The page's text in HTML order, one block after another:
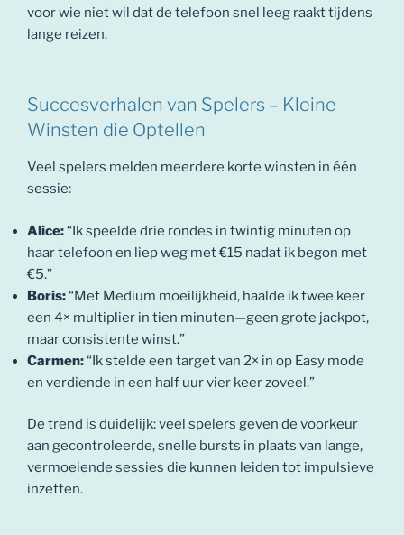
voor wie niet wil dat de telefoon snel leeg raakt tijdens
lange reizen.
Succesverhalen van Spelers – Kleine
Winsten die Optellen
Veel spelers melden meerdere korte winsten in één
sessie:
Alice:“Ik speelde drie rondes in twintig minuten op
haar telefoon en liep weg met €15 nadat ik begon met
€5.”
Boris:“Met Medium moeilijkheid, haalde ik twee keer
een 4× multiplier in tien minuten—geen grote jackpot,
maar consistente winst.”
Carmen:“Ik stelde een target van 2× in op Easy mode
en verdiende in een half uur vier keer zoveel.”
De trend is duidelijk: veel spelers geven de voorkeur
aan gecontroleerde, snelle bursts in plaats van lange,
vermoeiende sessies die kunnen leiden tot impulsieve
inzetten.